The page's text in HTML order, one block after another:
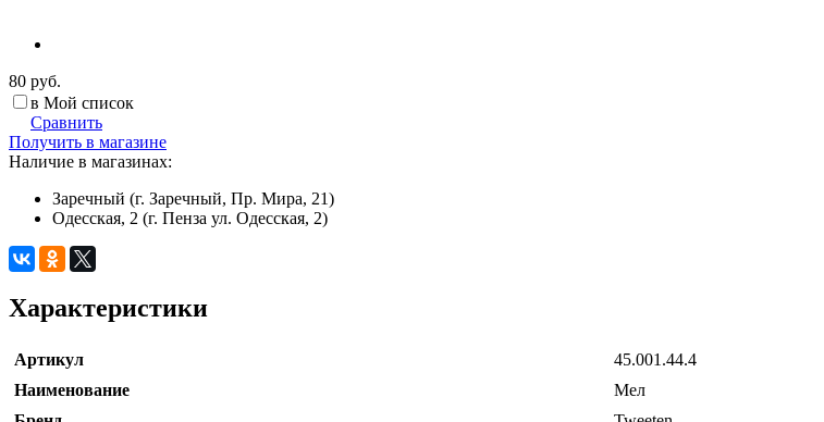
80 руб.
в Мой список
Сравнить
Получить в магазине
Наличие в магазинах:
Заречный (г. Заречный, Пр. Мира, 21)
Одесская, 2 (г. Пенза ул. Одесская, 2)
Характеристики
Артикул
45.001.44.4
Наименование
Мел